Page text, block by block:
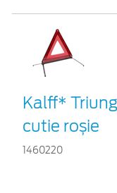
Kalff*
cutie roșie
1460220